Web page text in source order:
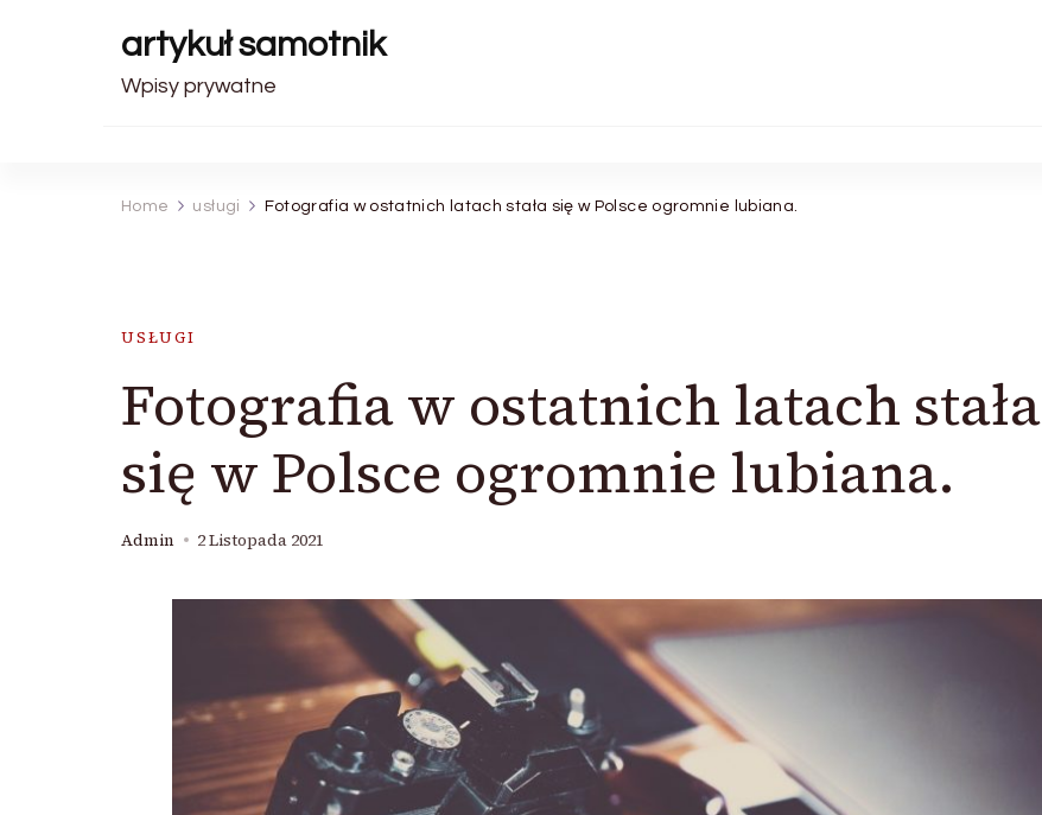
artykuł samotnik
Wpisy prywatne
Home usługi Fotografia w ostatnich latach stała się w Polsce ogromnie lubiana.
USŁUGI
Fotografia w ostatnich latach stała
się w Polsce ogromnie lubiana.
Admin 2 Listopada 2021